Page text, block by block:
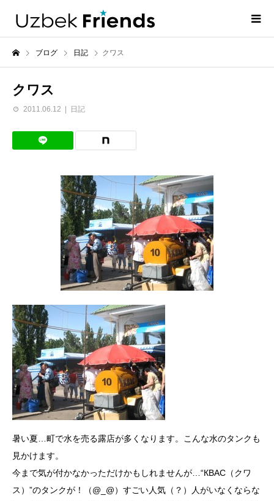
ブログ 日記 クワス
クワス
2011.06.12 日記
暑い夏…町で水を売る露店が多くなります。こんな水のタンクも
見かけます。
今まで気が付かなかっただけかもしれませんが…“КВАС（クワ
ス）”のタンクが！（@_@）すごい人気（？）人がいなくならな